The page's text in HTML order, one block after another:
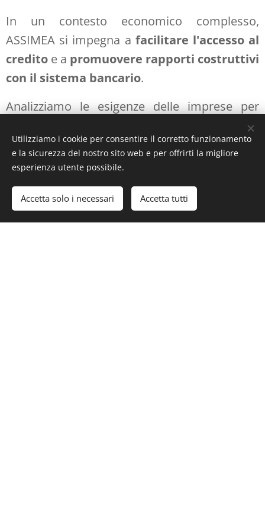
Rassegna stampa
Analisi e approfondimenti curati dal team
WhatsApp
Chatta con noi
In un contesto economico complesso,
ASSIMEA si impegna a facilitare l'accesso al
credito e a promuovere rapporti costruttivi
con il sistema bancario.
Analizziamo le esigenze delle imprese per
individuare soluzioni che rispondano ai loro
bisogni, come l'accesso a finanziamenti per
nuovi investimenti produttivi.
Esplora le news dal nostro Blog
Utilizziamo i cookie per consentire il corretto funzionamento
e la sicurezza del nostro sito web e per offrirti la migliore
esperienza utente possibile.
Accetta solo i necessari Accetta tutti